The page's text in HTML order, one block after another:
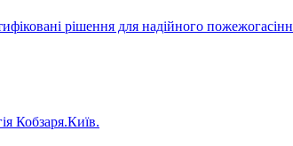
рішення для надійного пожежогасінн
Кобзаря.Київ.